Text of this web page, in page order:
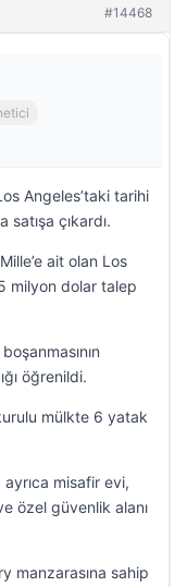
#14468
Angeles’taki tarihi
çıkardı.
ait olan Los
milyon dolar talep
öğrenildi.
mülkte 6 yatak
misafir evi,
özel güvenlik alanı
manzarasına sahip